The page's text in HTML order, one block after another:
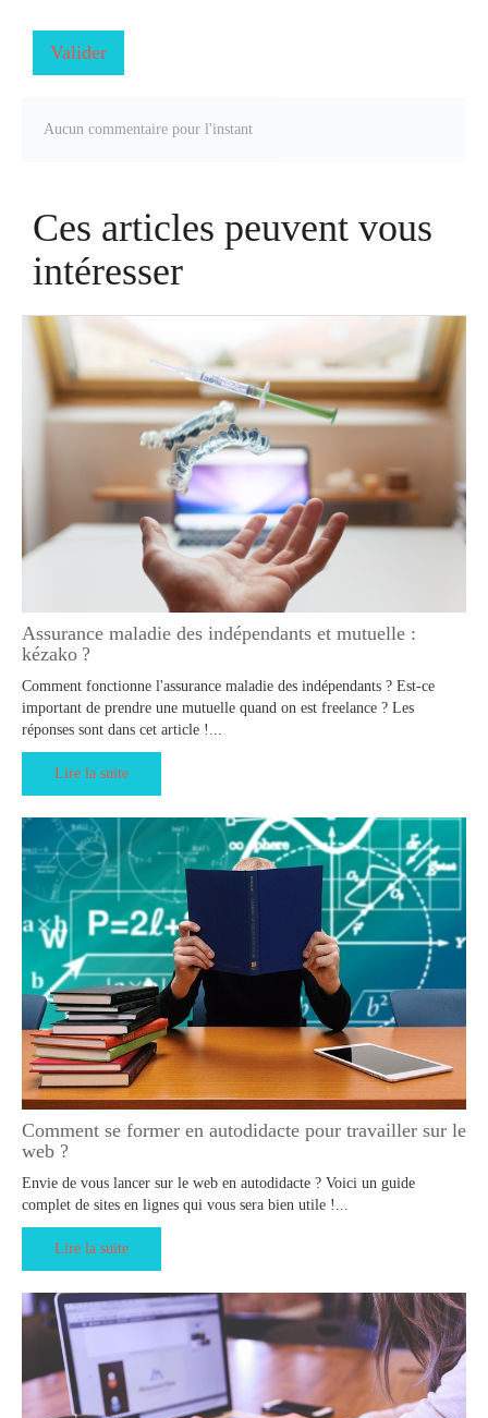
Valider
Aucun commentaire pour l'instant
Ces articles peuvent vous
intéresser
Assurance maladie des indépendants et mutuelle :
kézako ?
Comment fonctionne l'assurance maladie des indépendants ? Est-ce
important de prendre une mutuelle quand on est freelance ? Les
réponses sont dans cet article !...
Lire la suite
Comment se former en autodidacte pour travailler sur le
web ?
Envie de vous lancer sur le web en autodidacte ? Voici un guide
complet de sites en lignes qui vous sera bien utile !...
Lire la suite